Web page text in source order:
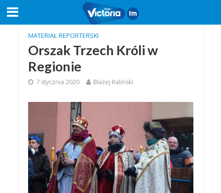
MATERIAŁ REPORTERSKI
Orszak Trzech Króli w
Regionie
7 stycznia 2020 Błażej Kaliński